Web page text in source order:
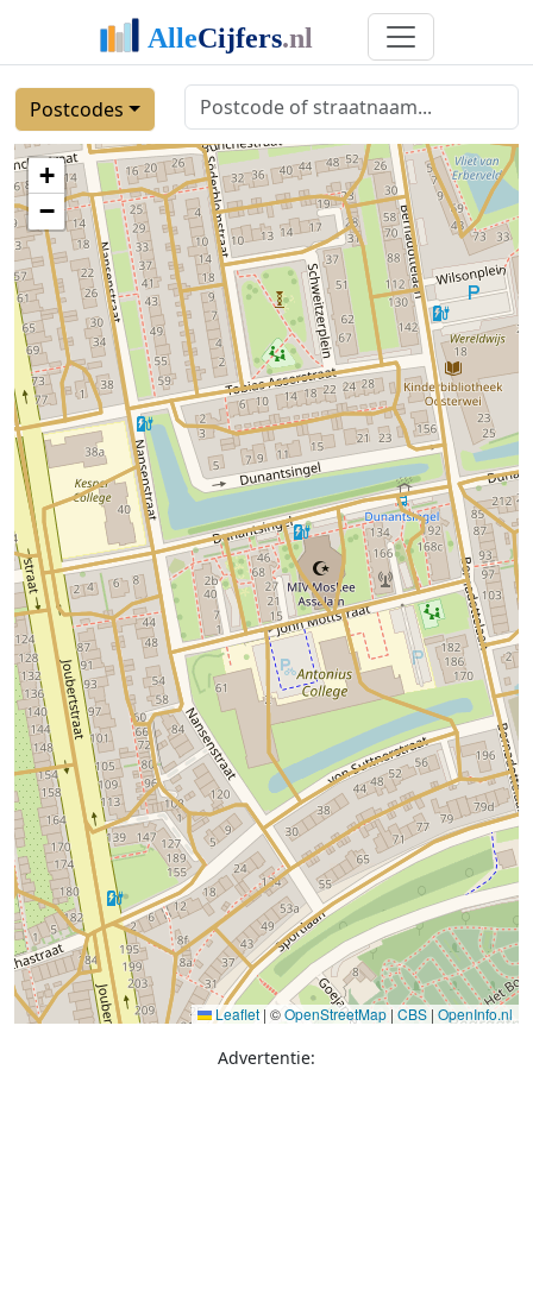
Postcodes
+
−
Leaflet | ©OpenStreetMap | CBS | OpenInfo.nl
Advertentie: